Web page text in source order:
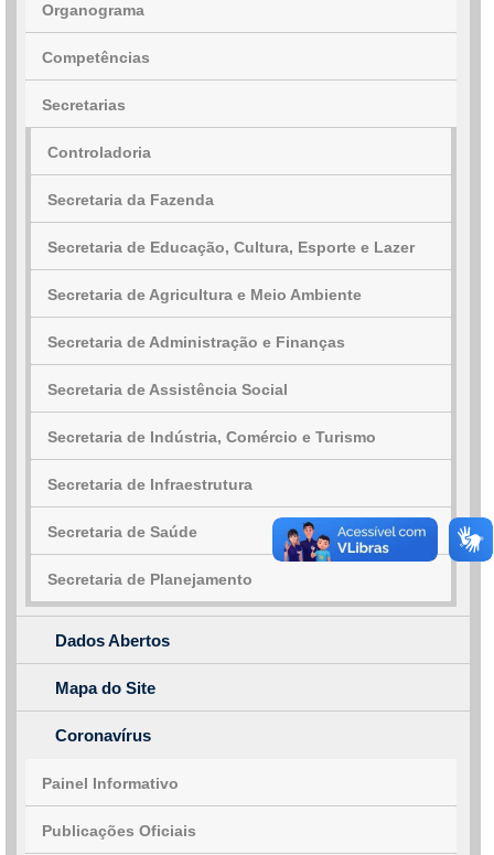
Organograma
Competências
Secretarias
Controladoria
Secretaria da Fazenda
Secretaria de Educação, Cultura, Esporte e Lazer
Secretaria de Agricultura e Meio Ambiente
Secretaria de Administração e Finanças
Secretaria de Assistência Social
Secretaria de Indústria, Comércio e Turismo
Secretaria de Infraestrutura
Secretaria de Saúde
Secretaria de Planejamento
Dados Abertos
Mapa do Site
Coronavírus
Painel Informativo
Publicações Oficiais